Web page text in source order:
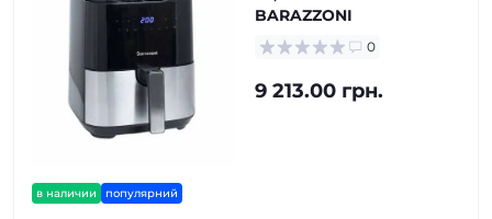
в наличии популярний
BARAZZONI
0
9 213.00 грн.